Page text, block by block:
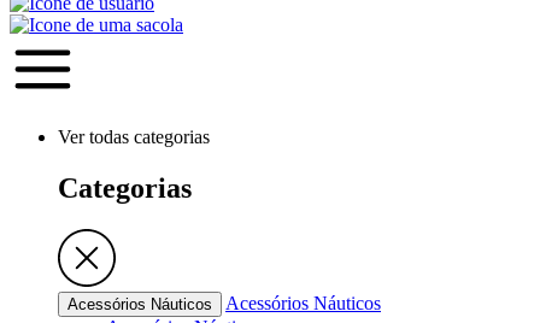
Ver todas categorias
Categorias
Acessórios Náuticos
Acessórios Náuticos